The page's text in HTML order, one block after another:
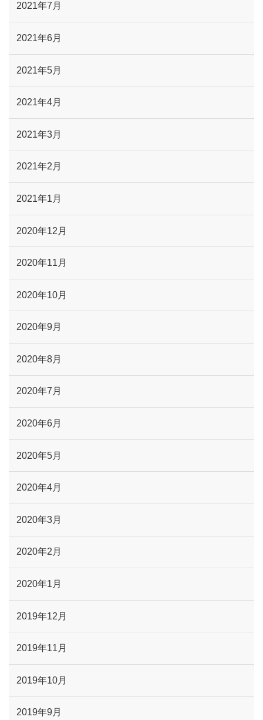
2021年7月
2021年6月
2021年5月
2021年4月
2021年3月
2021年2月
2021年1月
2020年12月
2020年11月
2020年10月
2020年9月
2020年8月
2020年7月
2020年6月
2020年5月
2020年4月
2020年3月
2020年2月
2020年1月
2019年12月
2019年11月
2019年10月
2019年9月